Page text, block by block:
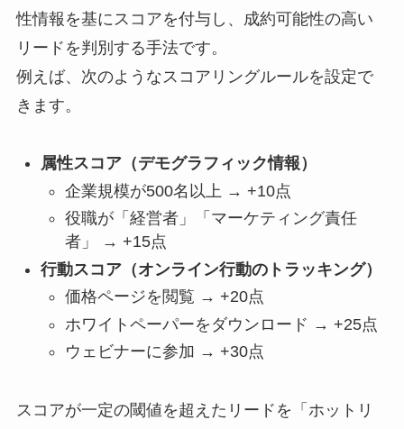
性情報を基にスコアを付与し、成約可能性の高い
リードを判別する手法です。
例えば、次のようなスコアリングルールを設定で
きます。
属性スコア（デモグラフィック情報）
企業規模が500名以上 → +10点
役職が「経営者」「マーケティング責任
者」 → +15点
行動スコア（オンライン行動のトラッキング）
価格ページを閲覧 → +20点
ホワイトペーパーをダウンロード → +25点
ウェビナーに参加 → +30点
スコアが一定の閾値を超えたリードを「ホットリ